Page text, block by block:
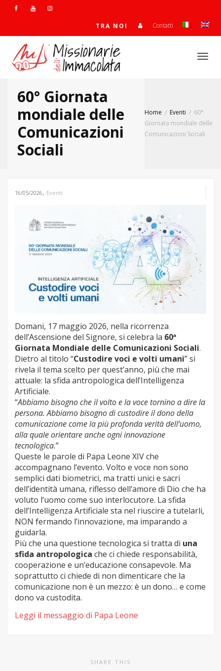
TRA NOI Contatti
60° Giornata
mondiale delle
Comunicazioni
Sociali
Home Eventi
60°
Giornata mondiale delle
Comunicazioni Sociali
16/05/2026, Eventi
Domani, 17 maggio 2026, nella ricorrenza
dell’Ascensione del Signore, si celebra la 60ª
Giornata Mondiale delle Comunicazioni Sociali.
Dietro al titolo “Custodire voci e volti umani” si
rivela il tema scelto per quest’anno, più che mai
attuale: la sfida antropologica dell’Intelligenza
Artificiale.
“Abbiamo bisogno che il volto e la voce tornino a dire la
persona. Abbiamo bisogno di custodire il dono della
comunicazione come la più profonda verità dell’uomo,
alla quale orientare anche ogni innovazione
tecnologica.”
Queste le parole di Papa Leone XIV che
accompagnano l’evento. Volto e voce non sono
semplici dati biometrici, ma tratti unici e sacri
dell’identità umana, riflesso dell’amore di Dio che ha
voluto l’uomo come suo interlocutore. La sfida
dell’Intelligenza Artificiale sta nel riuscire a tutelarli,
NON fermando l’innovazione, ma imparando a
guidarla.
Più che una questione tecnologica si tratta di una
sfida antropologica che ci chiede responsabilità,
cooperazione e un’educazione consapevole. Ma
soprattutto ci chiede di non dimenticare che la
comunicazione non è un mezzo: è un dono… e come
dono va custodita.
Leggi il messaggio di Papa Leone
SHARE THIS